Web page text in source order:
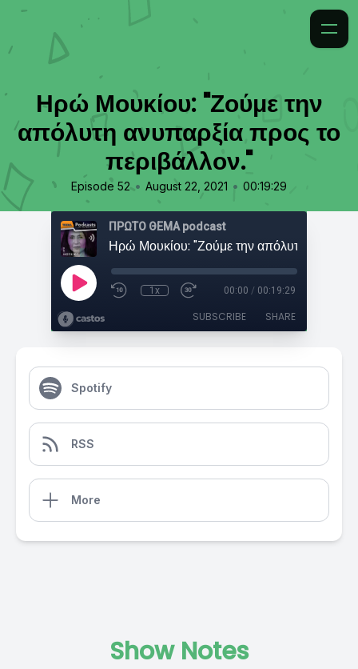
Ηρώ Μουκίου: "Ζούμε την
απόλυτη ανυπαρξία προς το
περιβάλλον."
Episode 52 • August 22, 2021 • 00:19:29
ΠΡΩΤΟ ΘΕΜΑ podcast
1x 00:00 / 00:19:29
SUBSCRIBE SHARE
Spotify
RSS
More
Show Notes